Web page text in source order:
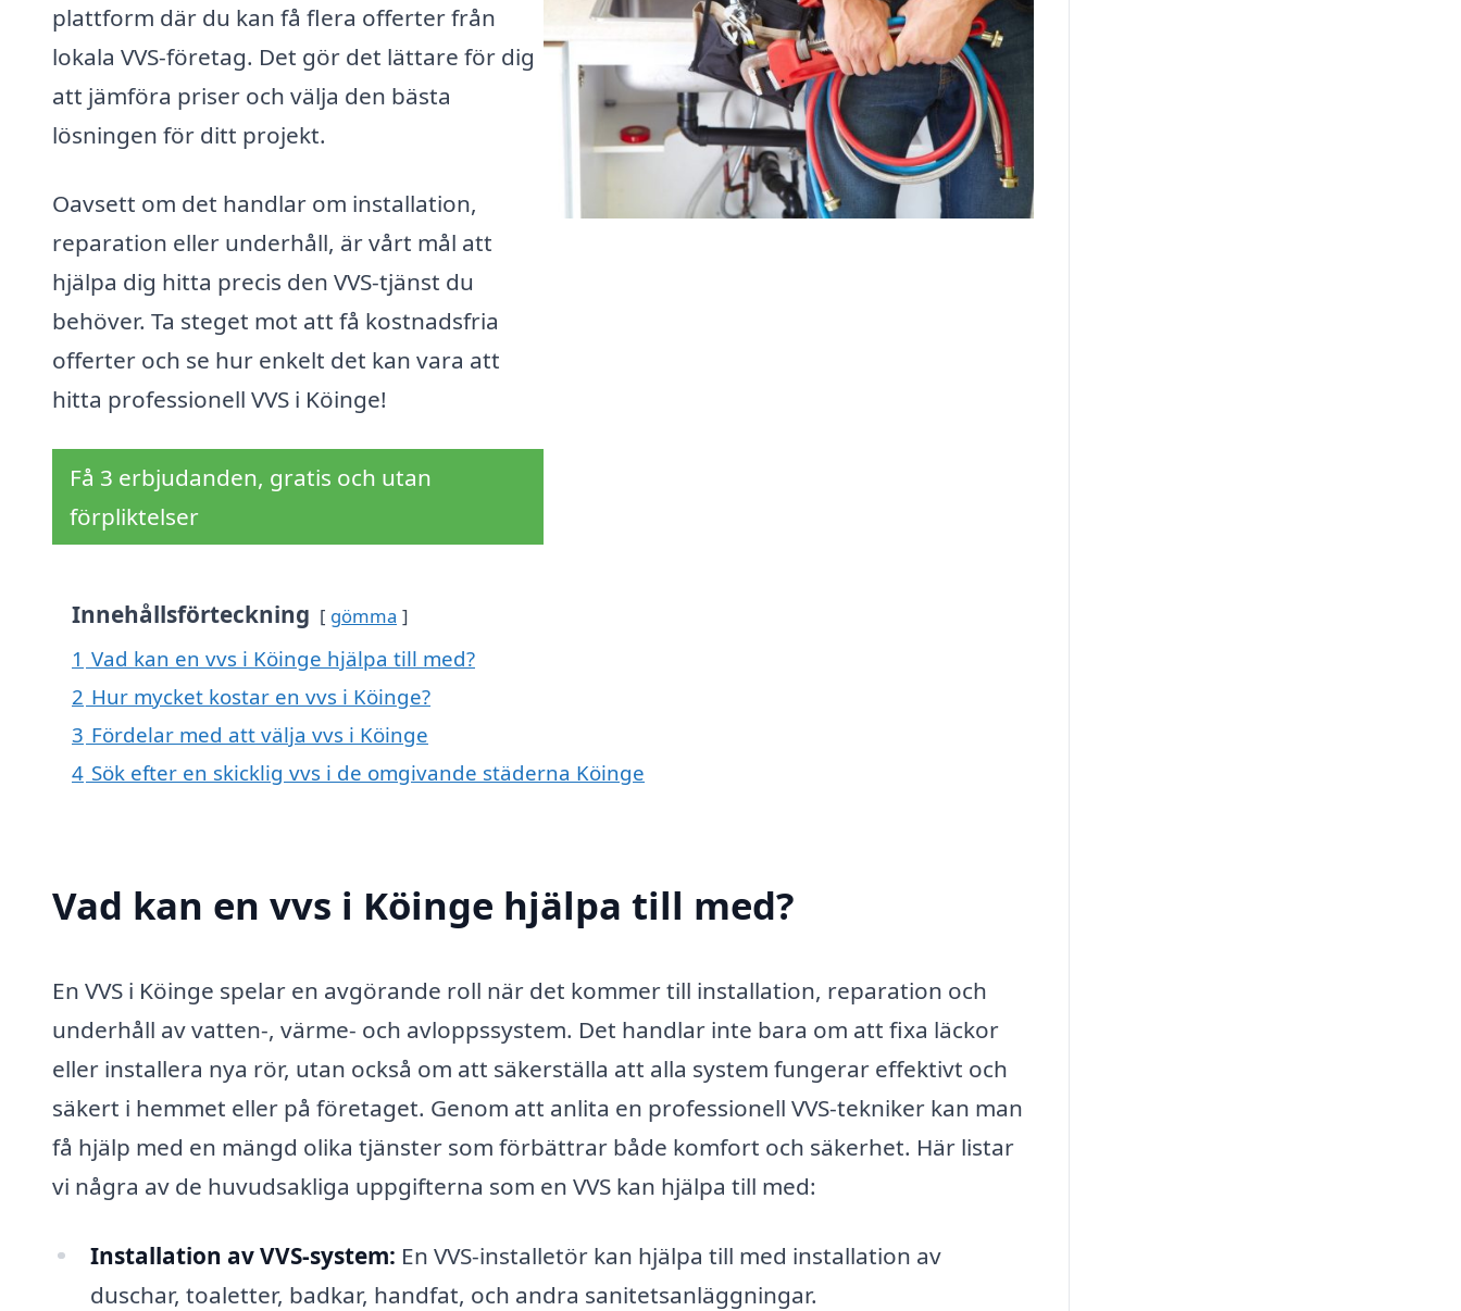
plattform där du kan få flera offerter från
lokala VVS-företag. Det gör det lättare för dig
att jämföra priser och välja den bästa
lösningen för ditt projekt.
Oavsett om det handlar om installation,
reparation eller underhåll, är vårt mål att
hjälpa dig hitta precis den VVS-tjänst du
behöver. Ta steget mot att få kostnadsfria
offerter och se hur enkelt det kan vara att
hitta professionell VVS i Köinge!
Få 3 erbjudanden, gratis och utan
förpliktelser
Innehållsförteckning gömma
1 Vad kan en vvs i Köinge hjälpa till med?
2 Hur mycket kostar en vvs i Köinge?
3 Fördelar med att välja vvs i Köinge
4 Sök efter en skicklig vvs i de omgivande städerna Köinge
Vad kan en vvs i Köinge hjälpa till med?
En VVS i Köinge spelar en avgörande roll när det kommer till installation, reparation och
underhåll av vatten-, värme- och avloppssystem. Det handlar inte bara om att fixa läckor
eller installera nya rör, utan också om att säkerställa att alla system fungerar effektivt och
säkert i hemmet eller på företaget. Genom att anlita en professionell VVS-tekniker kan man
få hjälp med en mängd olika tjänster som förbättrar både komfort och säkerhet. Här listar
vi några av de huvudsakliga uppgifterna som en VVS kan hjälpa till med:
Installation av VVS-system: En VVS-installetör kan hjälpa till med installation av
duschar, toaletter, badkar, handfat, och andra sanitetsanläggningar.